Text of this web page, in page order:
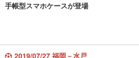
手帳型スマホケースが登場
2019/07/27 福岡－水戸